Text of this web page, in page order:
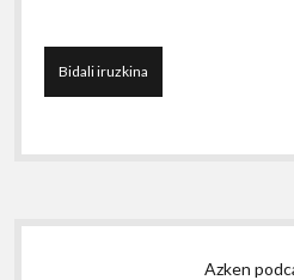
Sidebar
Azken